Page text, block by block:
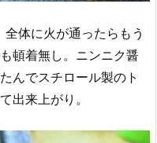
体に火が通ったらもう
頓着無し。ニンニク醤
んでスチロール製のト
出来上がり。